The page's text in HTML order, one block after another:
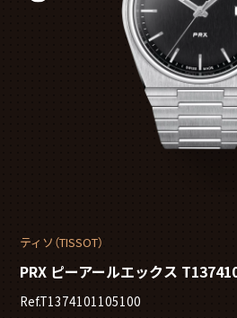
ティソ（TISSOT）
PRX ピーアールエックス
Ref.T1374101105100